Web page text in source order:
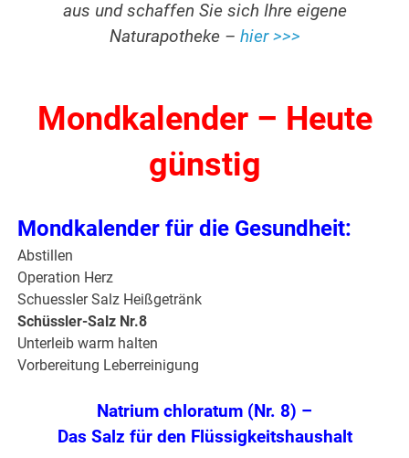
aus und schaffen Sie sich Ihre eigene
Naturapotheke – hier >>>
Mondkalender – Heute
günstig
Mondkalender für die Gesundheit:
Abstillen
Operation Herz
Schuessler Salz Heißgetränk
Schüssler-Salz Nr.8
Unterleib warm halten
Vorbereitung Leberreinigung
Natrium chloratum (Nr. 8) –
Das Salz für den Flüssigkeitshaushalt